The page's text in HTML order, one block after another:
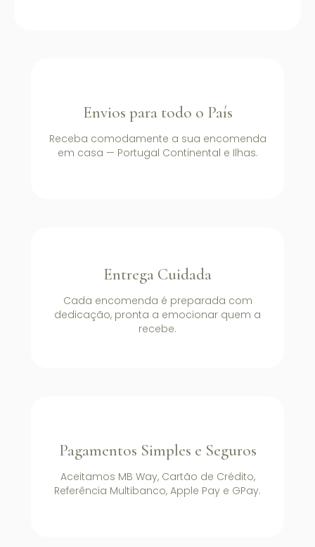
Envios para todo o País
Receba comodamente a sua encomenda
em casa — Portugal Continental e Ilhas.
Entrega Cuidada
Cada encomenda é preparada com
dedicação, pronta a emocionar quem a
recebe.
Pagamentos Simples e Seguros
Aceitamos MB Way, Cartão de Crédito,
Referência Multibanco, Apple Pay e GPay.